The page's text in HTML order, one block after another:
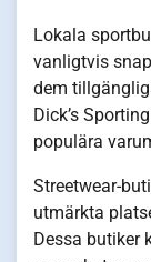
Lokala
vanligtvis
dem
Dick’s
populära
Streetwear-
utmärkta
Dessa butiker